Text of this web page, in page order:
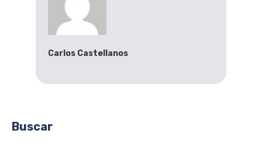
Carlos Castellanos
Buscar